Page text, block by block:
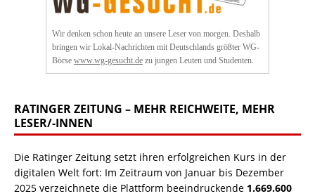
Wir denken schon heute an unsere Leser von morgen. Deshalb
bringen wir Lokal-Nachrichten mit Deutschlands größter WG-
Börse www.wg-gesucht.de zu jungen Leuten und Studenten.
RATINGER ZEITUNG – MEHR REICHWEITE, MEHR
LESER/-INNEN
Die Ratinger Zeitung setzt ihren erfolgreichen Kurs in der
digitalen Welt fort: Im Zeitraum von Januar bis Dezember
2025 verzeichnete die Plattform beeindruckende 1.669.600